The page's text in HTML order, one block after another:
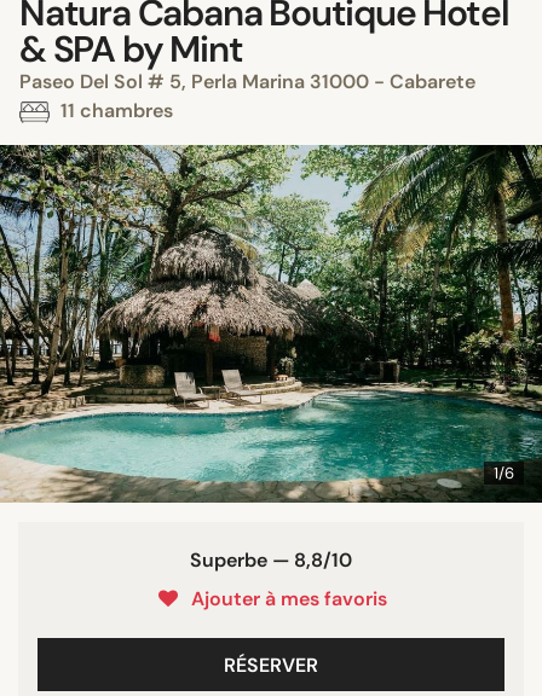
Natura Cabana Boutique Hotel
& SPA by Mint
Paseo Del Sol # 5, Perla Marina 31000 - Cabarete
11 chambres
1/6
Superbe — 8,8/10
Ajouter à mes favoris
RÉSERVER